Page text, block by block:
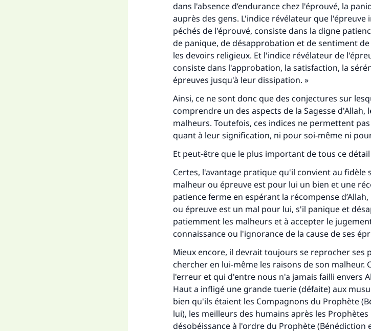
dans l'absence d’endurance chez l'éprouvé, la
auprès des gens. L'indice révélateur que l'épreuve
péchés de l'éprouvé, consiste dans la digne
de panique, de désapprobation et de sentiment
les devoirs religieux. Et l'indice révélateur de
consiste dans l'approbation, la satisfaction, la
épreuves jusqu'à leur dissipation. »
Ainsi, ce ne sont donc que des conjectures sur
comprendre un des aspects de la Sagesse d'Allah,
malheurs. Toutefois, ces indices ne permettent
quant à leur signification, ni pour soi-même ni
Et peut-être que le plus important de tous ce
Certes, l'avantage pratique qu'il convient au
malheur ou épreuve est pour lui un bien et une
patience ferme en espérant la récompense
ou épreuve est un mal pour lui, s'il panique et
patiemment les malheurs et à accepter le
connaissance ou l'ignorance de la cause de ses
Mieux encore, il devrait toujours se reprocher ses
chercher en lui-même les raisons de son malheur.
l'erreur et qui d'entre nous n'a jamais failli envers
Haut a infligé une grande tuerie (défaite) aux
bien qu'ils étaient les Compagnons du Prophète
lui), les meilleurs des humains après les
désobéissance à l'ordre du Prophète (Bénédiction